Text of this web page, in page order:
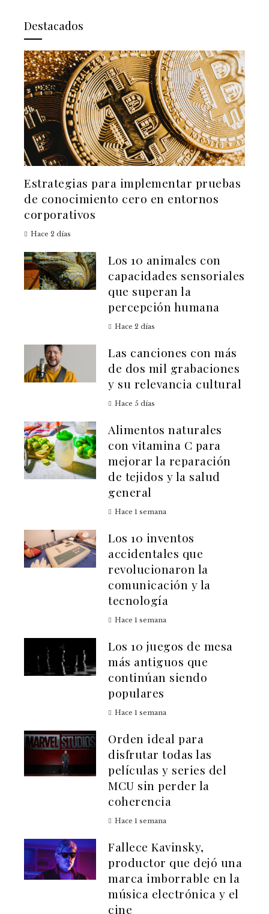
Destacados
Estrategias para implementar pruebas
de conocimiento cero en entornos
corporativos
Hace 2 días
Los 10 animales con
capacidades sensoriales
que superan la
percepción humana
Hace 2 días
Las canciones con más
de dos mil grabaciones
y su relevancia cultural
Hace 5 días
Alimentos naturales
con vitamina C para
mejorar la reparación
de tejidos y la salud
general
Hace 1 semana
Los 10 inventos
accidentales que
revolucionaron la
comunicación y la
tecnología
Hace 1 semana
Los 10 juegos de mesa
más antiguos que
continúan siendo
populares
Hace 1 semana
Orden ideal para
disfrutar todas las
películas y series del
MCU sin perder la
coherencia
Hace 1 semana
Fallece Kavinsky,
productor que dejó una
marca imborrable en la
música electrónica y el
cine